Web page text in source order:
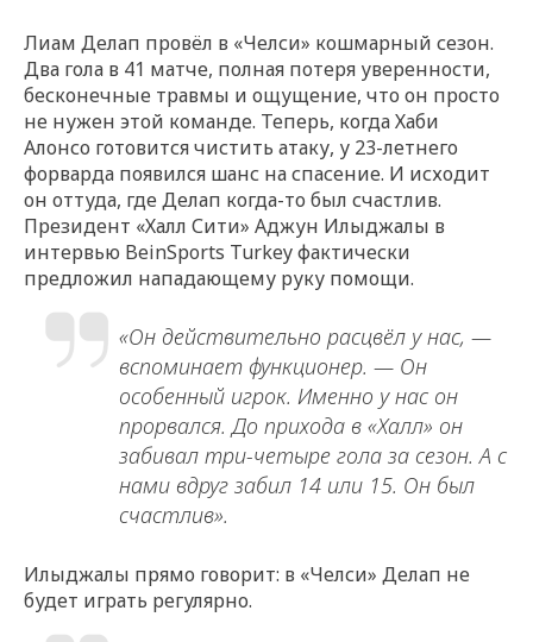
Лиам Делап провёл в «Челси» кошмарный сезон.
Два гола в 41 матче, полная потеря уверенности,
бесконечные травмы и ощущение, что он просто
не нужен этой команде. Теперь, когда Хаби
Алонсо готовится чистить атаку, у 23-летнего
форварда появился шанс на спасение. И исходит
он оттуда, где Делап когда-то был счастлив.
Президент «Халл Сити» Аджун Илыджалы в
интервью BeinSports Turkey фактически
предложил нападающему руку помощи.
«Он действительно расцвёл у нас, —
вспоминает функционер. — Он
особенный игрок. Именно у нас он
прорвался. До прихода в «Халл» он
забивал три-четыре гола за сезон. А с
нами вдруг забил 14 или 15. Он был
счастлив».
Илыджалы прямо говорит: в «Челси» Делап не
будет играть регулярно.